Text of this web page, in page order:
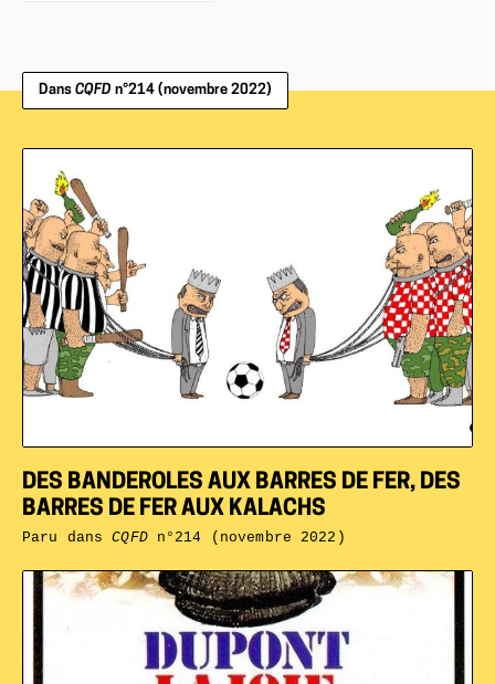
Dans CQFD n°214 (novembre 2022)
DES BANDEROLES AUX BARRES DE FER, DES
BARRES DE FER AUX KALACHS
Paru dansCQFDn°214 (novembre 2022)